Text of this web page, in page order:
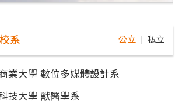
系 公立 私立
業大學 數位多媒體設計系
技大學 獸醫學系